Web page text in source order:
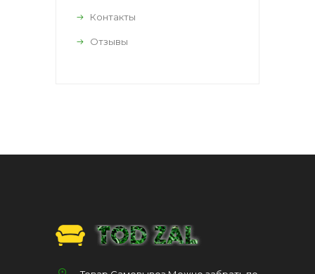
Контакты
Отзывы